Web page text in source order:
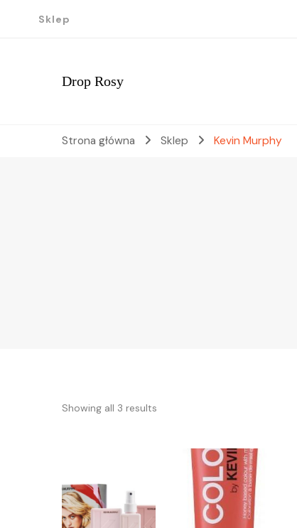
Sklep
Drop Rosy
Strona główna Sklep Kevin Murphy
Showing all 3 results